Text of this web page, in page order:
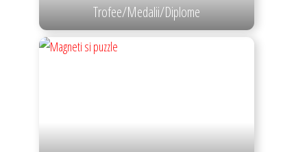
Trofee/Medalii/Diplome